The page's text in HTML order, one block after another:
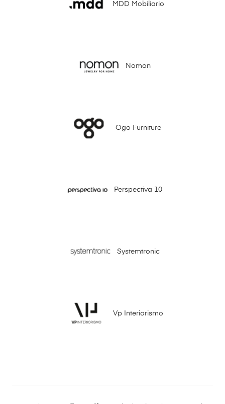
MDD Mobiliario
Nomon
Ogo Furniture
Perspectiva 10
Systemtronic
Vp Interiorismo